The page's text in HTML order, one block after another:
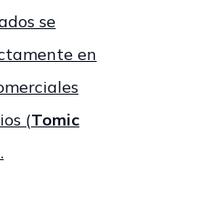
se
en
(Tomic